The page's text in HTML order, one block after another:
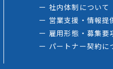
社内体制について
営業支援・情報提
雇用形態・募集要
パートナー契約に